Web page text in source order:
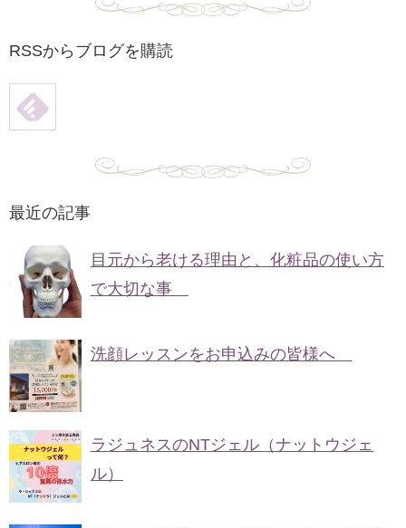
RSSからブログを購読
最近の記事
目元から老ける理由と、化粧品の使い方
で大切な事
洗顔レッスンをお申込みの皆様へ
ラジュネスのNTジェル（ナットウジェ
ル）